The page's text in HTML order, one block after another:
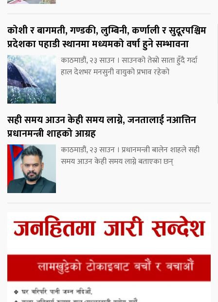
कोशी र बागमती, गण्डकी, लुम्बिनी, कर्णाली र सुदूरपश्चिम
प्रदेशका पहाडी स्थानमा मध्यमको वर्षा हुने सम्भावना
काठमाडौं, २३ साउन । साउनको तेस्रो साता हुँदै गर्दा
हाल देशभर मनसुनी वायुको प्रभाव रहेको
सही समय आउन केही समय लाग्ने, जनतालाई नआत्तिन
प्रधानमन्त्री शाहको आग्रह
काठमाडौं, २३ साउन । प्रधानमन्त्री बालेन शाहले सही
समय आउन केही समय लाग्ने बताएका छन्